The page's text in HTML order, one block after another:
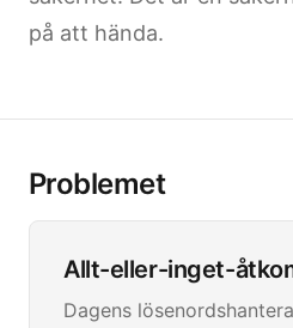
på att hända.
Problemet
Allt-eller-inget-
Dagens